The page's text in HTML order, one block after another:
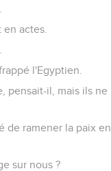
actes.
l'Egyptien.
pensait-il, mais ils ne
de ramener la paix en
sur nous ?